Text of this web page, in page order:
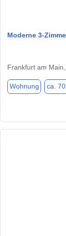
Moderne 3-
Frankfurt am
Wohnung ca.